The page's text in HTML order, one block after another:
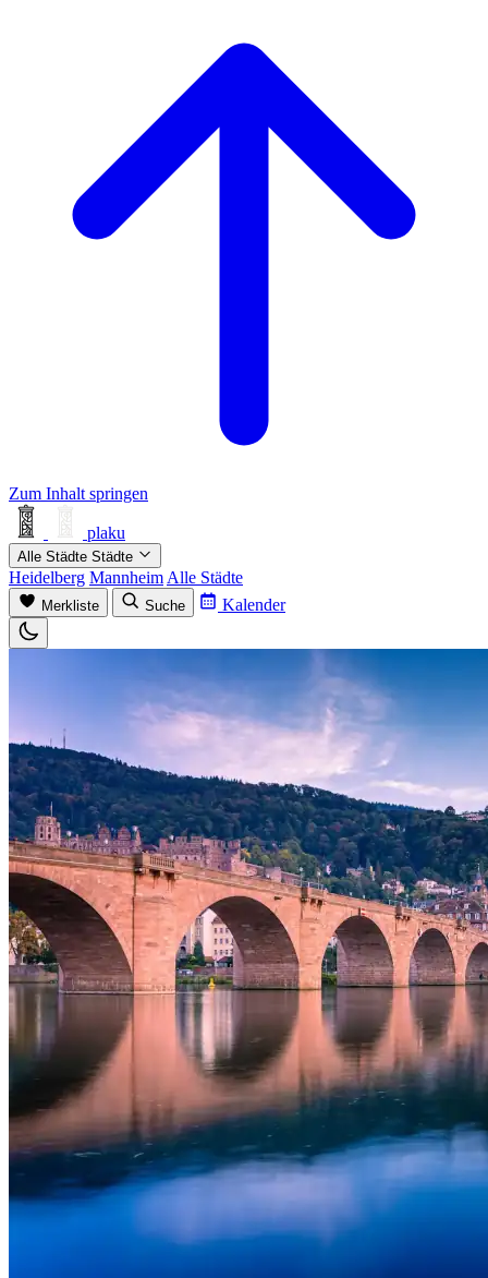
Zum Inhalt springen
plaku
Alle Städte Städte
Heidelberg Mannheim Alle Städte
Merkliste Suche Kalender